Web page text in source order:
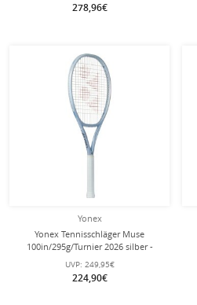
278,96€
Yonex
Yonex Tennisschläger Muse
100in/295g/Turnier 2026 silber -
unbesaitet -
UVP: 249,95€
224,90€